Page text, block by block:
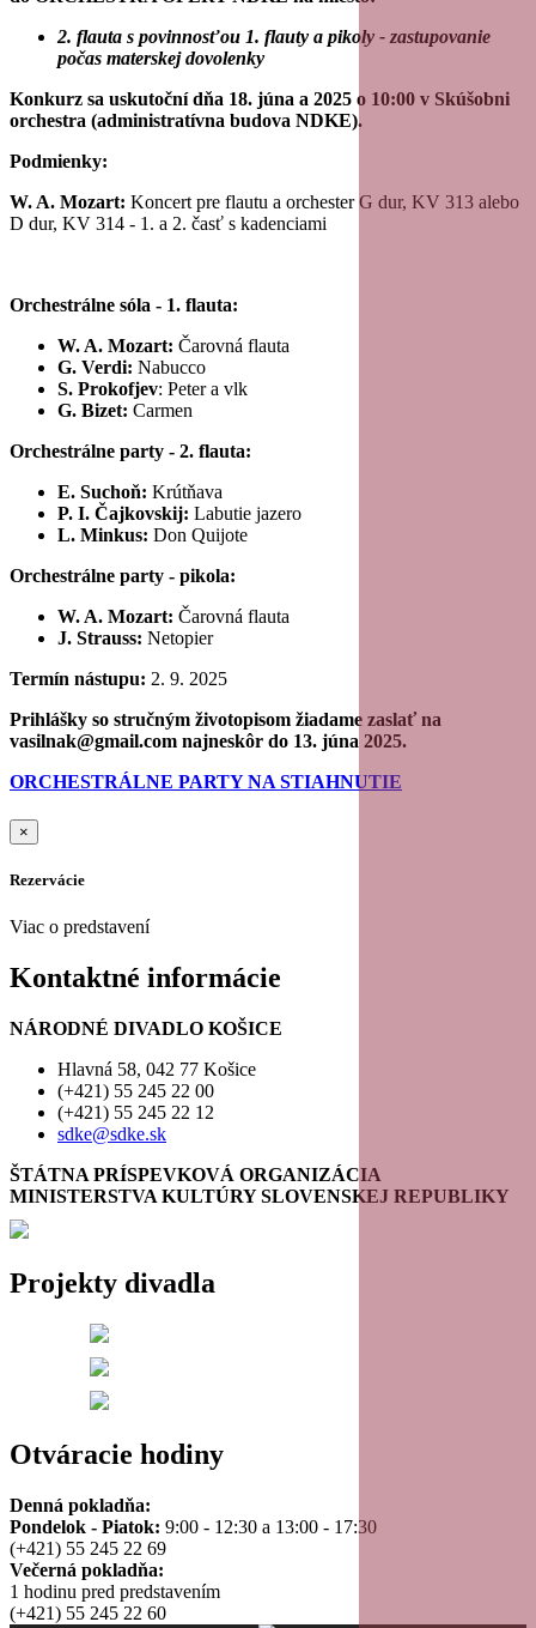
2. flauta s povinnosťou 1. flauty a pikoly - zastupovanie
počas materskej dovolenky
Konkurz sa uskutoční dňa 18. júna a 2025 o 10:00 v Skúšobni
orchestra (administratívna budova NDKE).
Podmienky:
W. A. Mozart: Koncert pre flautu a orchester G dur, KV 313 alebo
D dur, KV 314 - 1. a 2. časť s kadenciami
Orchestrálne sóla - 1. flauta:
W. A. Mozart: Čarovná flauta
G. Verdi: Nabucco
S. Prokofjev: Peter a vlk
G. Bizet: Carmen
Orchestrálne party - 2. flauta:
E. Suchoň: Krútňava
P. I. Čajkovskij: Labutie jazero
L. Minkus: Don Quijote
Orchestrálne party - pikola:
W. A. Mozart: Čarovná flauta
J. Strauss: Netopier
Termín nástupu: 2. 9. 2025
Prihlášky so stručným životopisom žiadame zaslať na
vasilnak@gmail.com najneskôr do 13. júna 2025.
ORCHESTRÁLNE PARTY NA STIAHNUTIE
×
Rezervácie
Viac o predstavení
Kontaktné informácie
NÁRODNÉ DIVADLO KOŠICE
Hlavná 58, 042 77 Košice
(+421) 55 245 22 00
(+421) 55 245 22 12
sdke@sdke.sk
ŠTÁTNA PRÍSPEVKOVÁ ORGANIZÁCIA
MINISTERSTVA KULTÚRY SLOVENSKEJ REPUBLIKY
Projekty divadla
Otváracie hodiny
Denná pokladňa:
Pondelok - Piatok: 9:00 - 12:30 a 13:00 - 17:30
(+421) 55 245 22 69
Večerná pokladňa:
1 hodinu pred predstavením
(+421) 55 245 22 60